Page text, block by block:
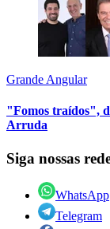
Grande Angular
"Fomos traídos",
Arruda
Siga nossas
WhatsApp
Telegram